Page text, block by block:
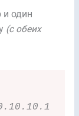
и один
(с обеих